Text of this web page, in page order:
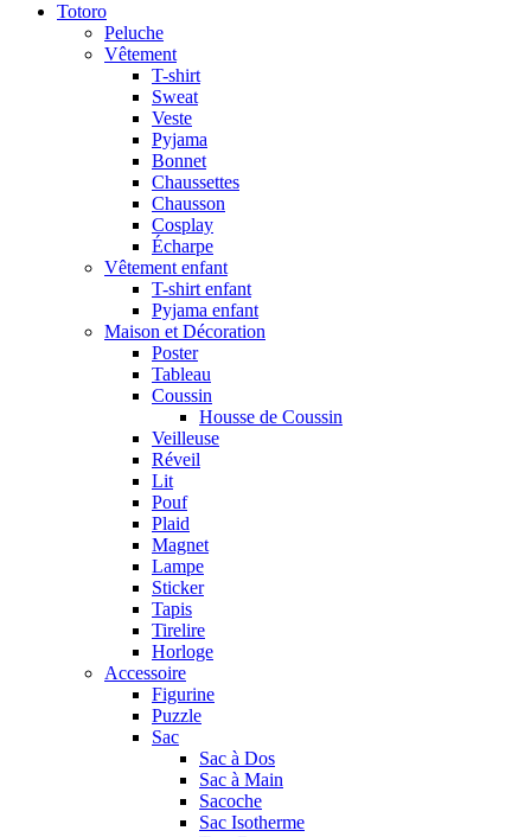
Totoro
Peluche
Vêtement
T-shirt
Sweat
Veste
Pyjama
Bonnet
Chaussettes
Chausson
Cosplay
Écharpe
Vêtement enfant
T-shirt enfant
Pyjama enfant
Maison et Décoration
Poster
Tableau
Coussin
Housse de Coussin
Veilleuse
Réveil
Lit
Pouf
Plaid
Magnet
Lampe
Sticker
Tapis
Tirelire
Horloge
Accessoire
Figurine
Puzzle
Sac
Sac à Dos
Sac à Main
Sacoche
Sac Isotherme